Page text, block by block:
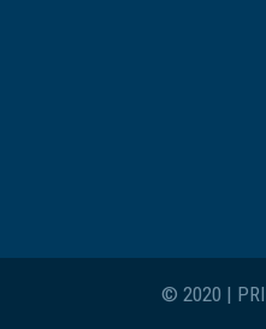
© 2020 |